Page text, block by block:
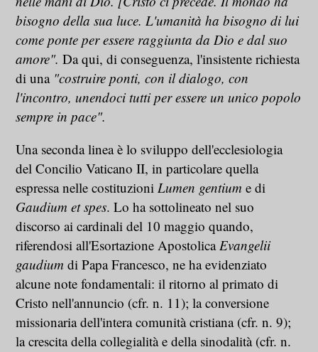
bisogno della sua luce. L'umanità ha bisogno di lui
come ponte per essere raggiunta da Dio e dal suo
amore".Da qui, di conseguenza, l'insistente richiesta
di una "costruire ponti, con il dialogo, con
l'incontro, unendoci tutti per essere un unico popolo
sempre in pace".
Una seconda linea è lo sviluppo dell'ecclesiologia
del Concilio Vaticano II, in particolare quella
espressa nelle costituzioniLumen gentium e di
Gaudium et spes. Lo ha sottolineato nel suo
discorso ai cardinali del 10 maggio quando,
riferendosi all'Esortazione ApostolicaEvangelii
gaudium di Papa Francesco, ne ha evidenziato
alcune note fondamentali: il ritorno al primato di
Cristo nell'annuncio (cfr. n. 11); la conversione
missionaria dell'intera comunità cristiana (cfr. n. 9);
la crescita della collegialità e della sinodalità (cfr. n.